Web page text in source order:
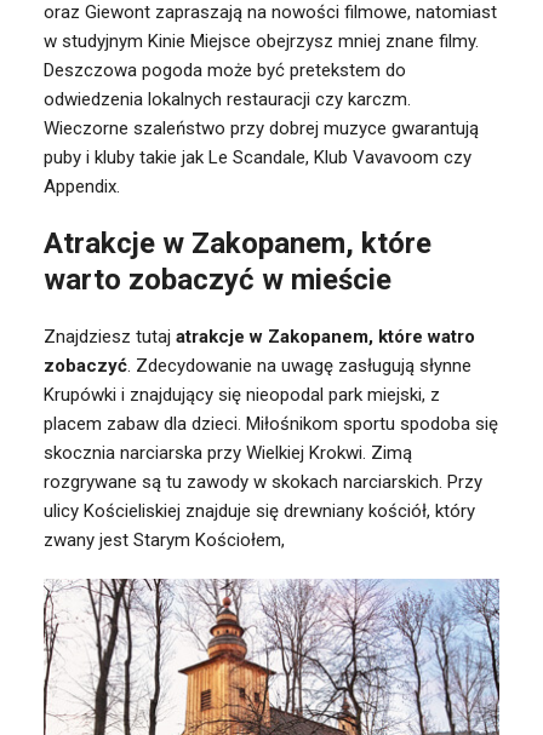
oraz Giewont zapraszają na nowości filmowe, natomiast
w studyjnym Kinie Miejsce obejrzysz mniej znane filmy.
Deszczowa pogoda może być pretekstem do
odwiedzenia lokalnych restauracji czy karczm.
Wieczorne szaleństwo przy dobrej muzyce gwarantują
puby i kluby takie jak Le Scandale, Klub Vavavoom czy
Appendix.
Atrakcje w Zakopanem, które
warto zobaczyć w mieście
Znajdziesz tutaj atrakcje w Zakopanem, które watro
zobaczyć. Zdecydowanie na uwagę zasługują słynne
Krupówki i znajdujący się nieopodal park miejski, z
placem zabaw dla dzieci. Miłośnikom sportu spodoba się
skocznia narciarska przy Wielkiej Krokwi. Zimą
rozgrywane są tu zawody w skokach narciarskich. Przy
ulicy Kościeliskiej znajduje się drewniany kościół, który
zwany jest Starym Kościołem,